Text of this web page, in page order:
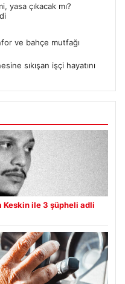
yasa çıkacak mı?
ve bahçe mutfağı
sıkışan işçi hayatını
Keskin ile 3 şüpheli adli